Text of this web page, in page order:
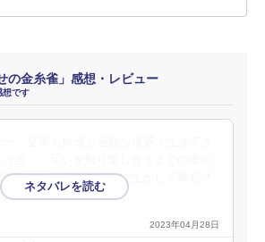
の金糸雀」感想・レビュー
想です
精族という設定も見事に生かして毒妃ザ
至上の信頼関係に胸熱。
2023年04月28日